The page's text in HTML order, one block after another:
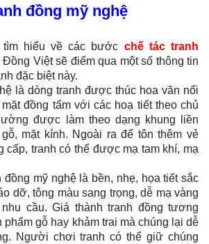
đồng mỹ nghệ
hiểu về các bước chế tác tranh
Việt sẽ điểm qua một số thông tin
đặc biệt này.
là dòng tranh được thúc hoa văn nổi
đồng tấm với các hoạ tiết theo chủ
được làm theo dạng khung liền
mặt kính. Ngoài ra để tôn thêm vẻ
cấp, tranh có thể được mạ tam khí, mạ
đồng mỹ nghệ là bền, nhẹ, họa tiết sắc
dỡ, tông màu sang trọng, dễ mạ vàng
cầu. Giá thành tranh đồng tương
gỗ hay khảm trai mà chúng lại dễ
Người chơi tranh có thể giữ chúng